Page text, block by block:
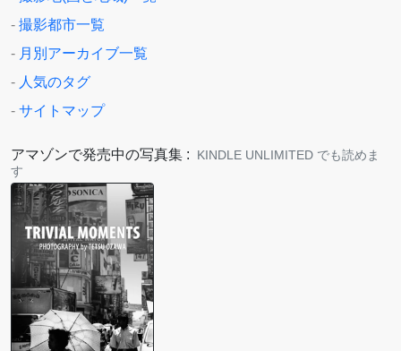
- 撮影都市一覧
- 月別アーカイブ一覧
- 人気のタグ
- サイトマップ
アマゾンで発売中の写真集 :
KINDLE UNLIMITED でも読めま
す